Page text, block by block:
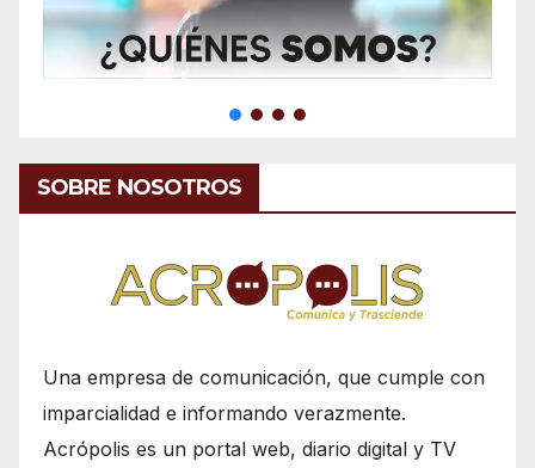
SOBRE NOSOTROS
Una empresa de comunicación, que cumple con
imparcialidad e informando verazmente.
Acrópolis es un portal web, diario digital y TV